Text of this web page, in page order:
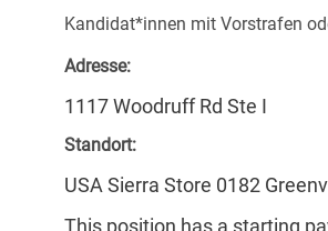
Kandidat*innen mit Vorstrafen
Adresse:
1117 Woodruff Rd Ste I
Standort:
USA Sierra Store 0182
This position has a starting